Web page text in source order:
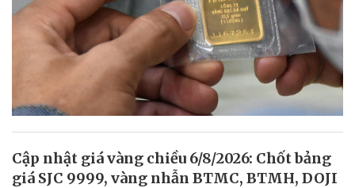
Cập nhật giá vàng chiều 6/8/2026: Chốt bảng
giá SJC 9999, vàng nhẫn BTMC, BTMH, DOJI